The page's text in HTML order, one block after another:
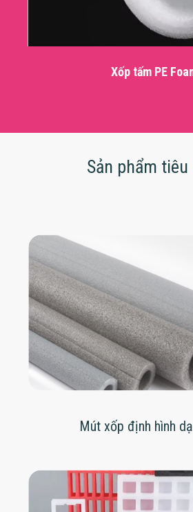
Xốp tấm PE
Sản phẩm tiêu
Mút xốp định hình